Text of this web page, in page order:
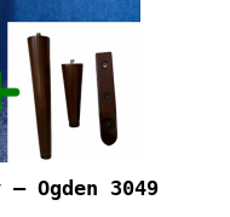
– Ogden 3049